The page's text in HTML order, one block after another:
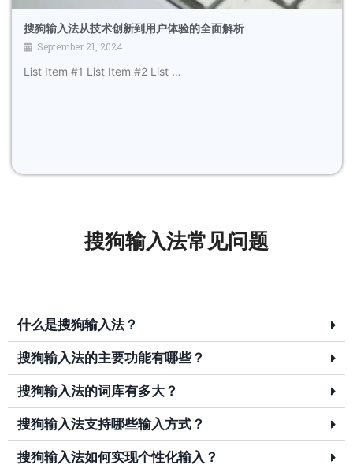
搜狗输入法从技术创新到用户体验的全面解析
September 21, 2024
List Item #1 List Item #2 List …
搜狗输入法常见问题
什么是搜狗输入法？
搜狗输入法的主要功能有哪些？
搜狗输入法的词库有多大？
搜狗输入法支持哪些输入方式？
搜狗输入法如何实现个性化输入？